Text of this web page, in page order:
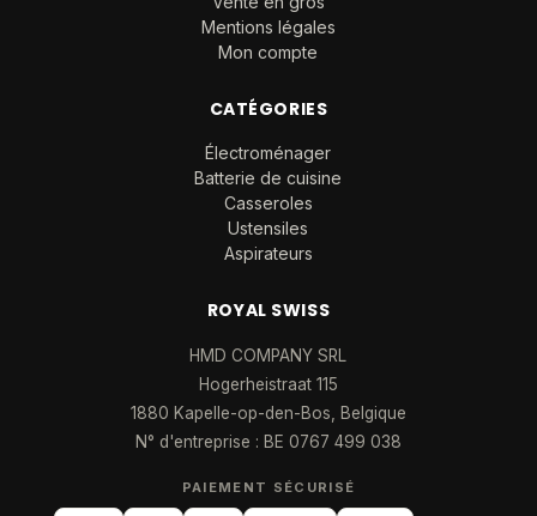
Mentions légales
Mon compte
CATÉGORIES
Électroménager
Batterie de cuisine
Casseroles
Ustensiles
Aspirateurs
ROYAL SWISS
HMD COMPANY SRL
Hogerheistraat 115
1880 Kapelle-op-den-Bos, Belgique
N° d'entreprise : BE 0767 499 038
PAIEMENT SÉCURISÉ